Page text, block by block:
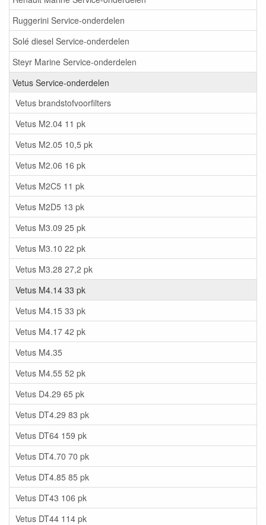
Ruggerini Service-onderdelen
Solé diesel Service-onderdelen
Steyr Marine Service-onderdelen
Vetus Service-onderdelen
Vetus brandstofvoorfilters
Vetus M2.04 11 pk
Vetus M2.05 10,5 pk
Vetus M2.06 16 pk
Vetus M2C5 11 pk
Vetus M2D5 13 pk
Vetus M3.09 25 pk
Vetus M3.10 22 pk
Vetus M3.28 27,2 pk
Vetus M4.14 33 pk
Vetus M4.15 33 pk
Vetus M4.17 42 pk
Vetus M4.35
Vetus M4.55 52 pk
Vetus D4.29 65 pk
Vetus DT4.29 83 pk
Vetus DT64 159 pk
Vetus DT4.70 70 pk
Vetus DT4.85 85 pk
Vetus DT43 106 pk
Vetus DT44 114 pk